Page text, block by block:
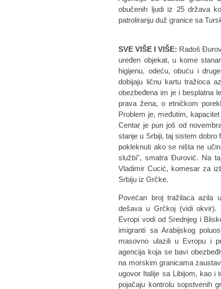
obučenih ljudi iz 25 država
patroliranju duž granice sa
SVE VIŠE I VIŠE: Radoš
uređen objekat, u kome
higijenu, odeću, obuću i
dobijaju ličnu kartu tražioca
obezbeđena im je i besplatna
prava žena, o etničkom
Problem je, međutim,
Centar je pun još od
stanje u Srbiji, taj sistem dobro
pokleknuti ako se ništa ne
službi", smatra Đurović. Na
Vladimir Cucić, komesar za
Srbiju iz Grčke.
Povećan broj tražilaca azila
dešava u Grčkoj (vidi okvir).
Evropi vodi od Srednjeg i
imigranti sa Arabijskog
masovno ulazili u Evropu i
agencija koja se bavi
na morskim granicama
ugovor Italije sa Libijom, kao i
pojačaju kontrolu sopstvenih